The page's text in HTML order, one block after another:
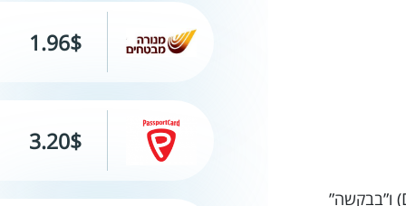
חופשה מושלמת בקרקוב! הכל מתוכנן מראש, יש לנו לוח זמנים מפורט, אנחנו לומדים את המילים “תודה” (Dziękuję) ו”בבקשה”
1.96$
3.20$